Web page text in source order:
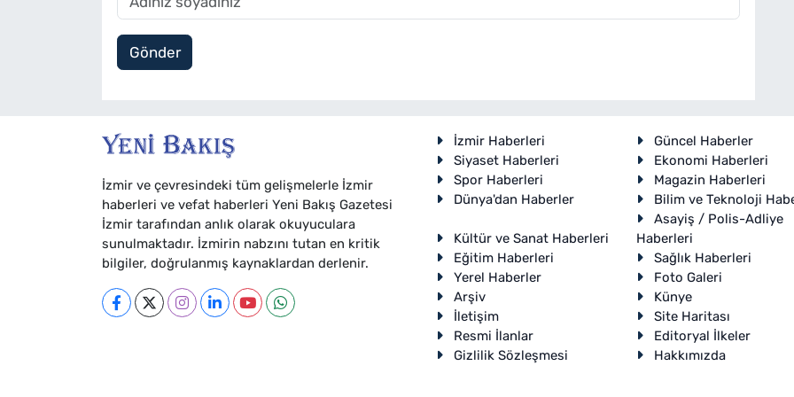
Gönder
İzmir ve çevresindeki tüm gelişmelerle İzmir
haberleri ve vefat haberleri Yeni Bakış Gazetesi
İzmir tarafından anlık olarak okuyuculara
sunulmaktadır. İzmirin nabzını tutan en kritik
bilgiler, doğrulanmış kaynaklardan derlenir.
İzmir Haberleri
Güncel Haberler
Siyaset Haberleri
Ekonomi Haberleri
Spor Haberleri
Magazin Haberleri
Dünya'dan Haberler
Bilim ve Teknoloji
Kültür ve Sanat Haberleri
Asayiş / Polis-Adliye
Haberleri
Eğitim Haberleri
Sağlık Haberleri
Yerel Haberler
Foto Galeri
Arşiv
Künye
İletişim
Site Haritası
Resmi İlanlar
Editoryal İlkeler
Gizlilik Sözleşmesi
Hakkımızda